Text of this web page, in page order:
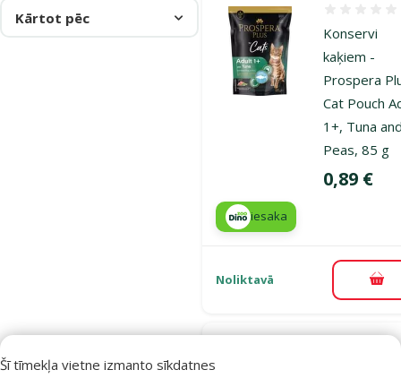
Šī tīmekļa vietne izmanto sīkdatnes
Kārtot pēc
Konservi
kaķiem -
Prospera
Cat Pouch
1+, Tuna
Peas, 85 g
Cena
0,89 €
iesaka
Noliktavā